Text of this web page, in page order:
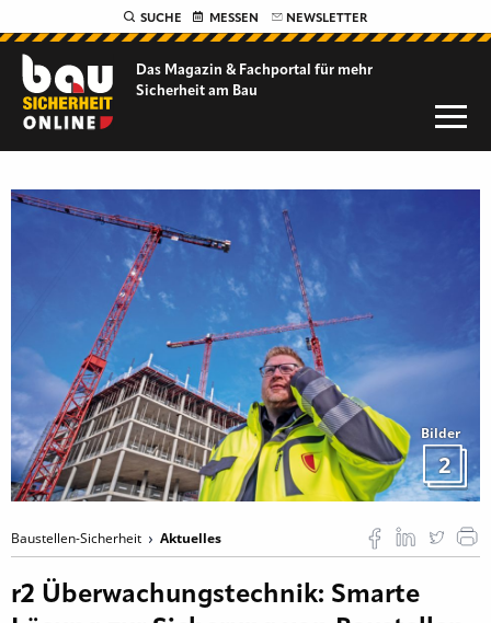
SUCHE MESSEN NEWSLETTER
Das Magazin & Fachportal für mehr
Sicherheit am Bau
Bilder
2
Baustellen-Sicherheit Aktuelles
r2 Überwachungstechnik: Smarte